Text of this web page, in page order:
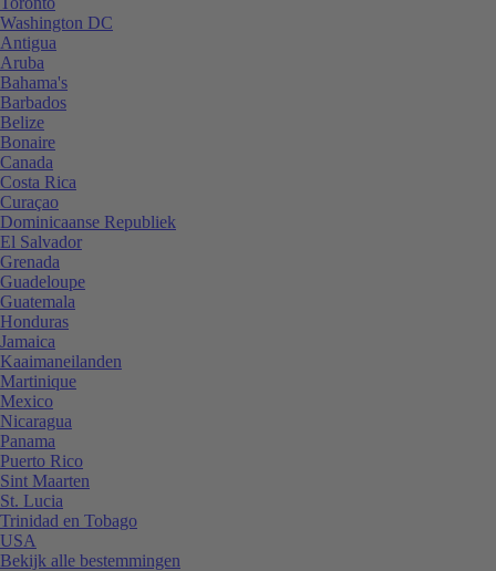
Washington DC
Antigua
Aruba
Bahama's
Barbados
Belize
Bonaire
Canada
Costa Rica
Curaçao
Dominicaanse Republiek
El Salvador
Grenada
Guadeloupe
Guatemala
Honduras
Jamaica
Kaaimaneilanden
Martinique
Mexico
Nicaragua
Panama
Puerto Rico
Sint Maarten
St. Lucia
Trinidad en Tobago
USA
Bekijk alle bestemmingen